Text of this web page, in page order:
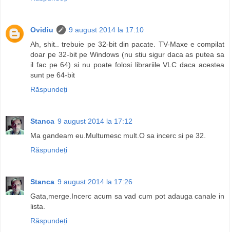
Ovidiu
9 august 2014 la 17:10
Ah, shit.. trebuie pe 32-bit din pacate. TV-Maxe e compilat
doar pe 32-bit pe Windows (nu stiu sigur daca as putea sa
il fac pe 64) si nu poate folosi librariile VLC daca acestea
sunt pe 64-bit
Răspundeți
Stanca 9 august 2014 la 17:12
Ma gandeam eu.Multumesc mult.O sa incerc si pe 32.
Răspundeți
Stanca 9 august 2014 la 17:26
Gata,merge.Incerc acum sa vad cum pot adauga canale in
lista.
Răspundeți